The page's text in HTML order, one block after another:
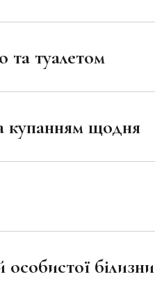
та туалетом
купанням щодня
особистої білизни